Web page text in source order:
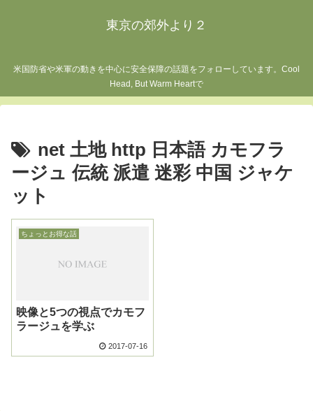
東京の郊外より２
米国防省や米軍の動きを中心に安全保障の話題をフォローしています。Cool
Head, But Warm Heartで
net 土地 http 日本語 カモフラ
ージュ 伝統 派遣 迷彩 中国 ジャケ
ット
ちょっとお得な話
映像と5つの視点でカモフ
ラージュを学ぶ
2017-07-16